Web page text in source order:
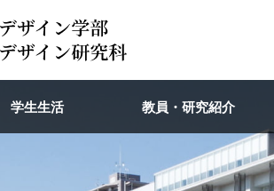
学生生活 教員・研究紹介